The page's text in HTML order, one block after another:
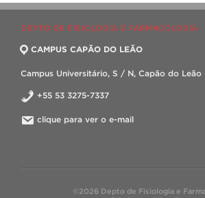
DEPTO DE FISIOLOGIA E FARMACOLOGIA
CAMPUS CAPÃO DO LEÃO
Campus Universitário, S / N, Capão do
+55 53 3275-7337
clique para ver o e-mail
©2026 Depto de Fisiologia e